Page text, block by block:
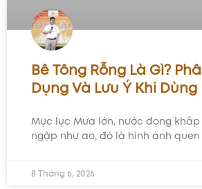
Bê Tông Rỗng Là Gì?
Dụng Và Lưu Ý Khi Dùng
Mục lục Mưa lớn, nước đọng
ngập như ao, đó là hình ảnh
8 Tháng 6, 2026